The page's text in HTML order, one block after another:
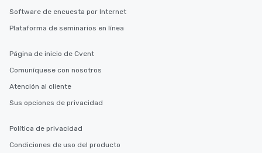
Software de encuesta por Internet
Plataforma de seminarios en línea
Página de inicio de Cvent
Comuníquese con nosotros
Atención al cliente
Sus opciones de privacidad
Política de privacidad
Condiciones de uso del producto